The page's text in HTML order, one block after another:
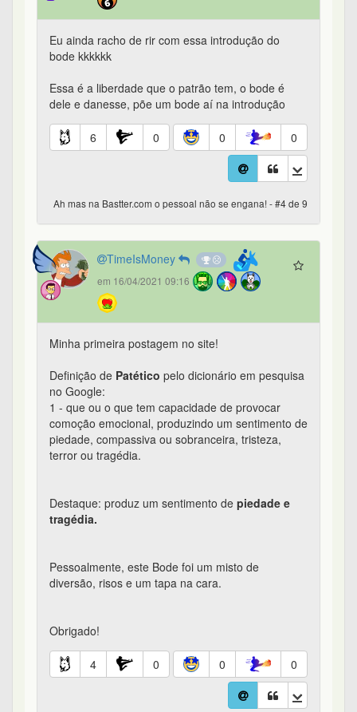
Eu ainda racho de rir com essa introdução do
bode kkkkkk
Essa é a liberdade que o patrão tem, o bode é
dele e danesse, põe um bode aí na introdução
6 0 0 0
Ah mas na Bastter.com o pessoal não se engana! - #4 de 9
TimeIsMoney
em 16/04/2021 09:16
Minha primeira postagem no site!
Definição de Patético pelo dicionário em pesquisa
no Google:
1 - que ou o que tem capacidade de provocar
comoção emocional, produzindo um sentimento de
piedade, compassiva ou sobranceira, tristeza,
terror ou tragédia.
Destaque: produz um sentimento de piedade e
tragédia.
Pessoalmente, este Bode foi um misto de
diversão, risos e um tapa na cara.
Obrigado!
4 0 0 0